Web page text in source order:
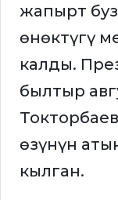
жапырт
өнөктүгү
калды.
былтыр
өзүнүн
кылган.